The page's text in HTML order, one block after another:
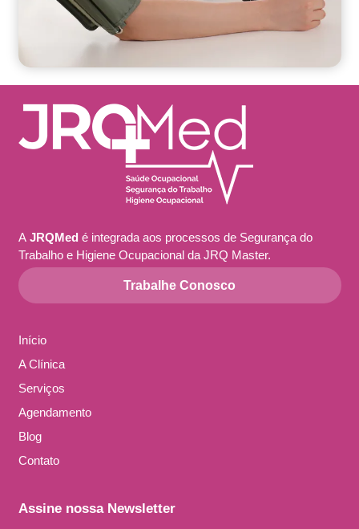
A JRQMed é integrada aos processos de Segurança do
Trabalho e Higiene Ocupacional da JRQ Master.
Trabalhe Conosco
Início
A Clínica
Serviços
Agendamento
Blog
Contato
Assine nossa Newsletter